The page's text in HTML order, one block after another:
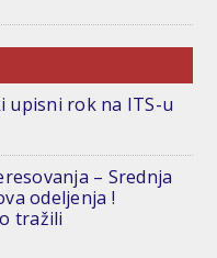
upisni rok na ITS-u
– Srednja
odeljenja !
tražili